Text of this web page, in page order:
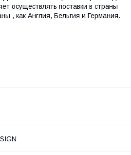
осуществлять поставки в страны
, как Англия, Бельгия и Германия.